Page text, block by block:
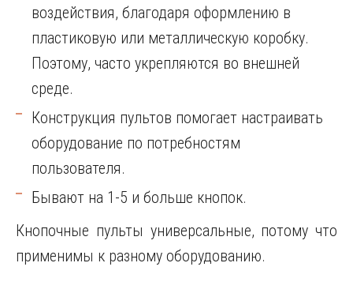
воздействия, благодаря оформлению в
пластиковую или металлическую коробку.
Поэтому, часто укрепляются во внешней
среде.
Конструкция пультов помогает настраивать
оборудование по потребностям
пользователя.
Бывают на 1-5 и больше кнопок.
Кнопочные пульты универсальные, потому что
применимы к разному оборудованию.